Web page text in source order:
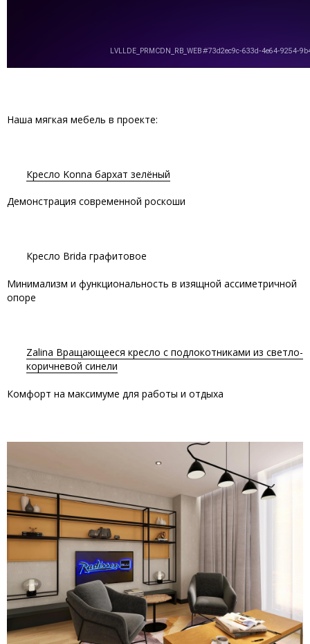
Наша мягкая мебель в проекте:
Кресло Konna бархат зелёный
Демонстрация современной роскоши
Кресло Brida графитовое
Минимализм и функциональность в изящной ассиметричной
опоре
Zalina Вращающееся кресло с подлокотниками из светло-
коричневой синели
Комфорт на максимуме для работы и отдыха